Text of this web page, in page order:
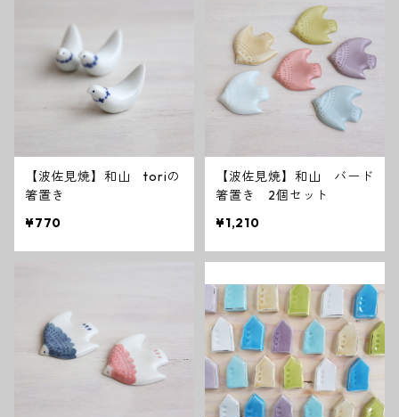
【波佐見焼】和山 toriの
箸置き
¥770
【波佐見焼】和山 バード
箸置き 2個セット
¥1,210